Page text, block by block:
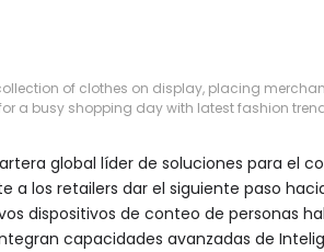
of clothes on display, placing
a busy shopping day with latest fashion
global líder de soluciones para el
a los retailers dar el siguiente paso
dispositivos de conteo de personas
capacidades avanzadas de